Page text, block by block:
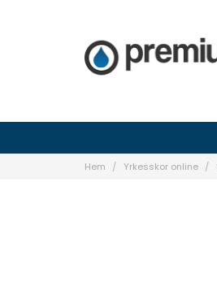
Hem Yrkesskor online